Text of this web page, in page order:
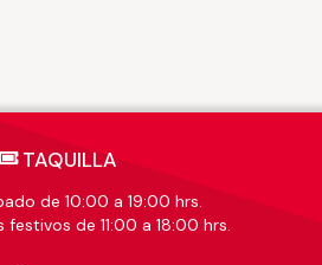
TAQUILLA
de 10:00 a 19:00 hrs.
de 11:00 a 18:00 hrs.